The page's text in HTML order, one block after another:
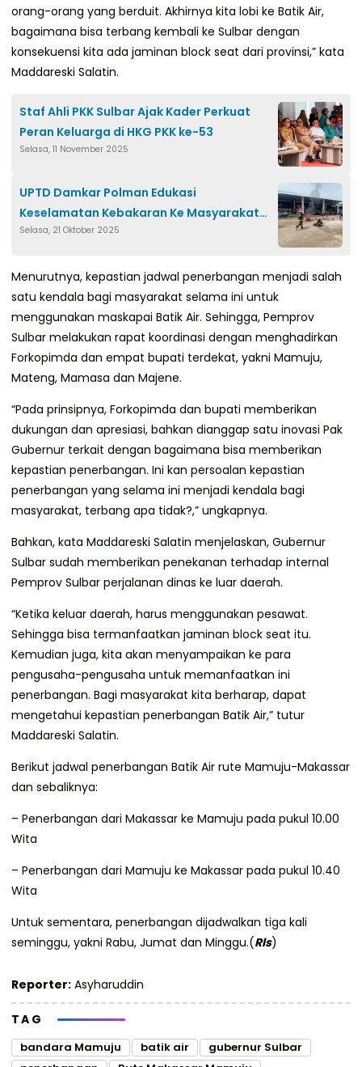
orang-orang yang berduit. Akhirnya kita lobi ke Batik Air,
bagaimana bisa terbang kembali ke Sulbar dengan
konsekuensi kita ada jaminan block seat dari provinsi,” kata
Maddareski Salatin.
Staf Ahli PKK Sulbar Ajak Kader Perkuat
Peran Keluarga di HKG PKK ke-53
Selasa, 11 November 2025
UPTD Damkar Polman Edukasi
Keselamatan Kebakaran Ke Masyarakat
Hingga Sektor Swasta
Selasa, 21 Oktober 2025
Menurutnya, kepastian jadwal penerbangan menjadi salah
satu kendala bagi masyarakat selama ini untuk
menggunakan maskapai Batik Air. Sehingga, Pemprov
Sulbar melakukan rapat koordinasi dengan menghadirkan
Forkopimda dan empat bupati terdekat, yakni Mamuju,
Mateng, Mamasa dan Majene.
“Pada prinsipnya, Forkopimda dan bupati memberikan
dukungan dan apresiasi, bahkan dianggap satu inovasi Pak
Gubernur terkait dengan bagaimana bisa memberikan
kepastian penerbangan. Ini kan persoalan kepastian
penerbangan yang selama ini menjadi kendala bagi
masyarakat, terbang apa tidak?,” ungkapnya.
Bahkan, kata Maddareski Salatin menjelaskan, Gubernur
Sulbar sudah memberikan penekanan terhadap internal
Pemprov Sulbar perjalanan dinas ke luar daerah.
“Ketika keluar daerah, harus menggunakan pesawat.
Sehingga bisa termanfaatkan jaminan block seat itu.
Kemudian juga, kita akan menyampaikan ke para
pengusaha-pengusaha untuk memanfaatkan ini
penerbangan. Bagi masyarakat kita berharap, dapat
mengetahui kepastian penerbangan Batik Air,” tutur
Maddareski Salatin.
Berikut jadwal penerbangan Batik Air rute Mamuju-Makassar
dan sebaliknya:
– Penerbangan dari Makassar ke Mamuju pada pukul 10.00
Wita
– Penerbangan dari Mamuju ke Makassar pada pukul 10.40
Wita
Untuk sementara, penerbangan dijadwalkan tiga kali
seminggu, yakni Rabu, Jumat dan Minggu.(Rls)
Reporter: Asyharuddin
TAG
bandara Mamuju batik air
gubernur Sulbar